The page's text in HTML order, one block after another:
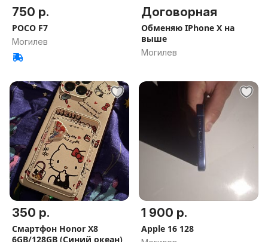
750 р.
POCO F7
Могилев
Договорная
Обменяю IPhone X на
выше
Могилев
350 р.
Смартфон Honor X8
6GB/128GB (Синий океан)
1 900 р.
Apple 16 128